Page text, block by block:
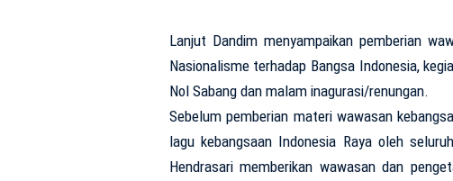
Lanjut Dandim menyampaikan pemberian
Nasionalisme terhadap Bangsa Indonesia,
Nol Sabang dan malam inagurasi/renungan.
Sebelum pemberian materi wawasan
lagu kebangsaan Indonesia Raya oleh
Hendrasari memberikan wawasan dan